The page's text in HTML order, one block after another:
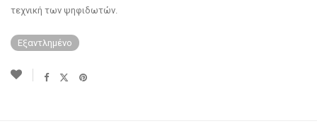
τεχνική των ψηφιδωτών.
Εξαντλημένο